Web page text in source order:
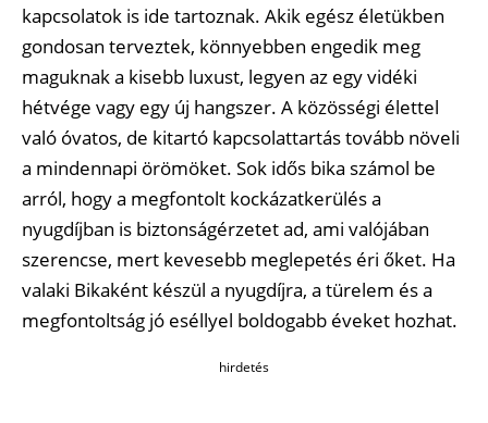
kapcsolatok is ide tartoznak. Akik egész életükben
gondosan terveztek, könnyebben engedik meg
maguknak a kisebb luxust, legyen az egy vidéki
hétvége vagy egy új hangszer. A közösségi élettel
való óvatos, de kitartó kapcsolattartás tovább növeli
a mindennapi örömöket. Sok idős bika számol be
arról, hogy a megfontolt kockázatkerülés a
nyugdíjban is biztonságérzetet ad, ami valójában
szerencse, mert kevesebb meglepetés éri őket. Ha
valaki Bikaként készül a nyugdíjra, a türelem és a
megfontoltság jó eséllyel boldogabb éveket hozhat.
hirdetés